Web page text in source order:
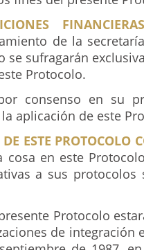
de la
se sufragarán
Protocolo.
consenso en su
aplicación de este
ESTE PROTOCOLO
cosa en este
a sus protocolos
Protocolo
de integración